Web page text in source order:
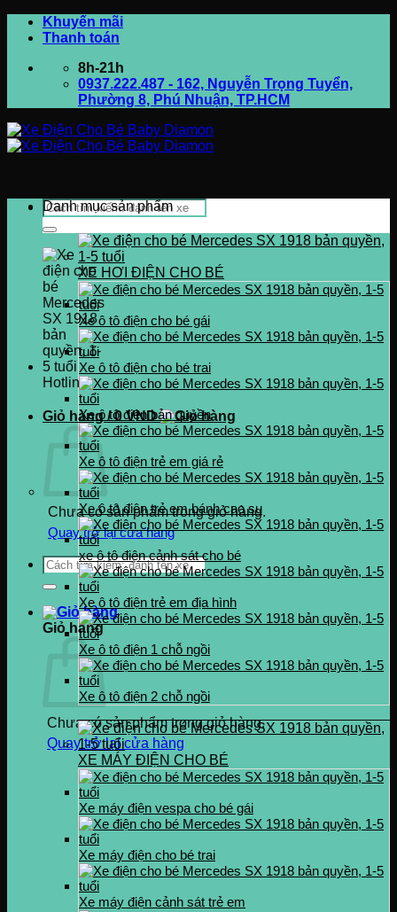
qua
dung
Khuyến mãi
Thanh toán
8h-21h
0937.222.487 - 162, Nguyễn Trọng Tuyển,
Phường 8, Phú Nhuận, TP.HCM
Tìm
kiếm:
Hotline
0937.222.487
Giỏ hàng /0VND
Chưa có sản phẩm trong giỏ hàng.
Quay trở lại cửa hàng
Tìm
kiếm:
Giỏ hàng
Chưa có sản phẩm trong giỏ hàng.
Quay trở lại cửa hàng
Danh mục sản phẩm
XE HƠI ĐIỆN CHO BÉ
Xe ô tô điện cho bé gái
Xe ô tô điện cho bé trai
Xe ô tô điện bản quyền
Xe ô tô điện trẻ em giá rẻ
Xe ô tô điện trẻ em bánh cao su
xe ô tô điện cảnh sát cho bé
Xe ô tô điện trẻ em địa hình
Xe ô tô điện 1 chỗ ngồi
Xe ô tô điện 2 chỗ ngồi
XE MÁY ĐIỆN CHO BÉ
Xe máy điện vespa cho bé gái
Xe máy điện cho bé trai
Xe máy điện cảnh sát trẻ em